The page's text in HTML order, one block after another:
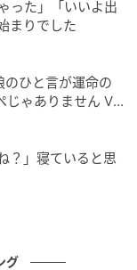
った」「いいよ出
まりでした
ひと言が運命の
ゃありません Vo
？」寝ていると思
グ